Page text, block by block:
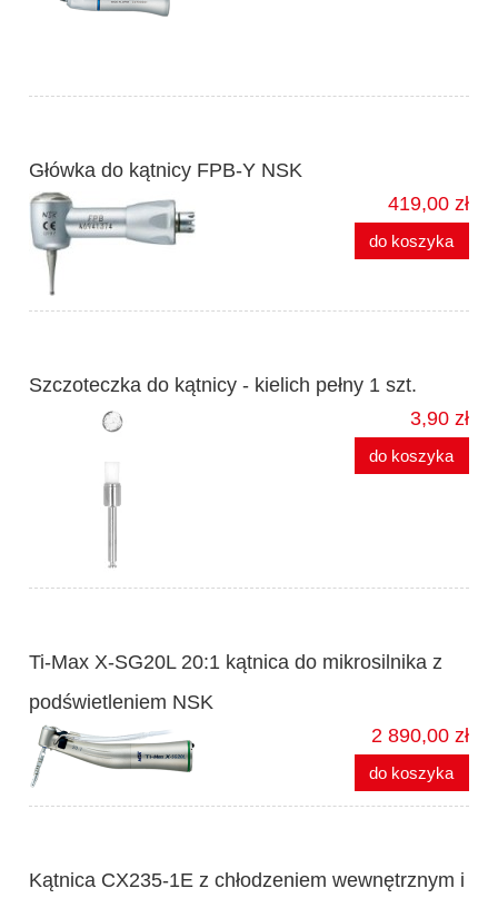
Główka do kątnicy FPB-Y NSK
419,00 zł
do koszyka
Szczoteczka do kątnicy - kielich pełny 1 szt.
3,90 zł
do koszyka
Ti-Max X-SG20L 20:1 kątnica do mikrosilnika z
podświetleniem NSK
2 890,00 zł
do koszyka
Kątnica CX235-1E z chłodzeniem wewnętrznym i